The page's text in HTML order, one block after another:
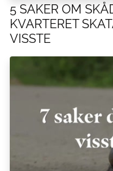
5 SAKER OM
KVARTERET
VISSTE